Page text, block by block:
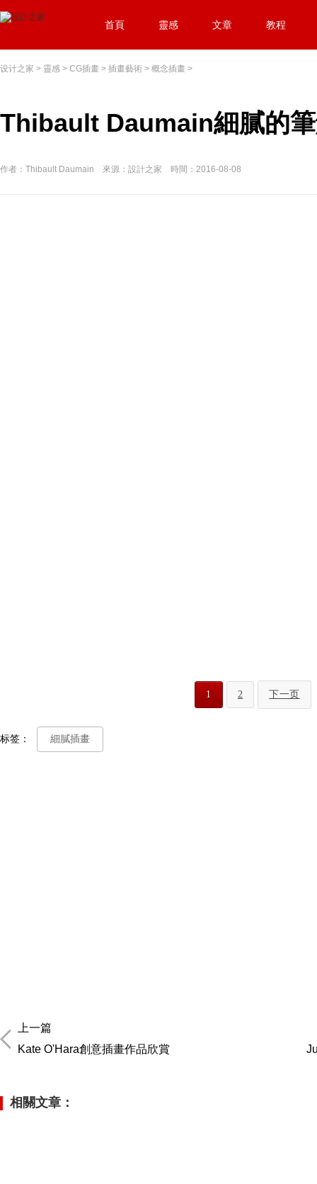
首頁 靈感 文章 教程
设计之家 > 靈感 > CG插畫 > 插畫藝術 > 概念插畫 >
Thibault Daumain細膩的
作者：Thibault Daumain 來源：設計之家 時間：2016-08-08
1 2 下一页
标签： 細膩插畫
上一篇
Kate O'Hara創意插畫作品欣賞
相關文章：